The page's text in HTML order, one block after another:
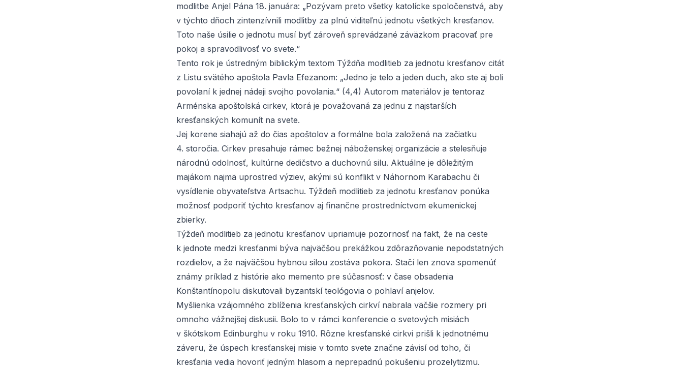
modlitbe Anjel Pána 18. januára: „Pozývam preto všetky katolícke spoločenstvá, aby
v týchto dňoch zintenzívnili modlitby za plnú viditeľnú jednotu všetkých kresťanov.
Toto naše úsilie o jednotu musí byť zároveň sprevádzané záväzkom pracovať pre
pokoj a spravodlivosť vo svete.“
Tento rok je ústredným biblickým textom Týždňa modlitieb za jednotu kresťanov citát
z Listu svätého apoštola Pavla Efezanom: „Jedno je telo a jeden duch, ako ste aj boli
povolaní k jednej nádeji svojho povolania.“ (4,4) Autorom materiálov je tentoraz
Arménska apoštolská cirkev, ktorá je považovaná za jednu z najstarších
kresťanských komunít na svete.
Jej korene siahajú až do čias apoštolov a formálne bola založená na začiatku
4. storočia. Cirkev presahuje rámec bežnej náboženskej organizácie a stelesňuje
národnú odolnosť, kultúrne dedičstvo a duchovnú silu. Aktuálne je dôležitým
majákom najmä uprostred výziev, akými sú konflikt v Náhornom Karabachu či
vysídlenie obyvateľstva Artsachu. Týždeň modlitieb za jednotu kresťanov ponúka
možnosť podporiť týchto kresťanov aj finančne prostredníctvom ekumenickej
zbierky.
Týždeň modlitieb za jednotu kresťanov upriamuje pozornosť na fakt, že na ceste
k jednote medzi kresťanmi býva najväčšou prekážkou zdôrazňovanie nepodstatných
rozdielov, a že najväčšou hybnou silou zostáva pokora. Stačí len znova spomenúť
známy príklad z histórie ako memento pre súčasnosť: v čase obsadenia
Konštantínopolu diskutovali byzantskí teológovia o pohlaví anjelov.
Myšlienka vzájomného zblíženia kresťanských cirkví nabrala väčšie rozmery pri
omnoho vážnejšej diskusii. Bolo to v rámci konferencie o svetových misiách
v škótskom Edinburghu v roku 1910. Rôzne kresťanské cirkvi prišli k jednotnému
záveru, že úspech kresťanskej misie v tomto svete značne závisí od toho, či
kresťania vedia hovoriť jedným hlasom a neprepadnú pokušeniu prozelytizmu.